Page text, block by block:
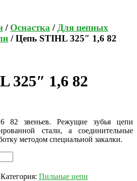
/ Оснастка /Для цепных
/ Цепь STIHL 325″ 1,6 82
325″ 1,6 82
82 звеньев. Режущие зубья цепи
стали, а соединительные
методом специальной закалки.
Категория: Пильные цепи